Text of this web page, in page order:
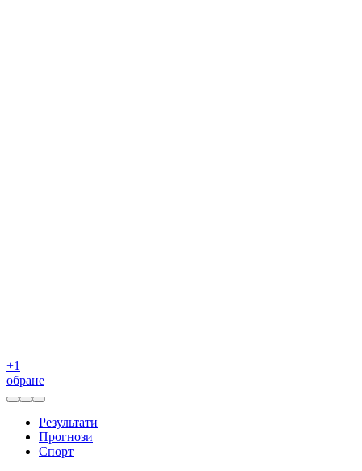
+1
обране
Результати
Прогнози
Спорт